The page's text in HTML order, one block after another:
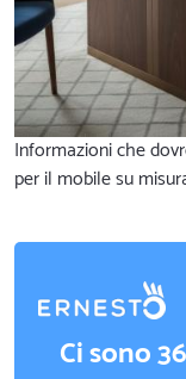
Informazioni che
per il mobile su
Ci sono